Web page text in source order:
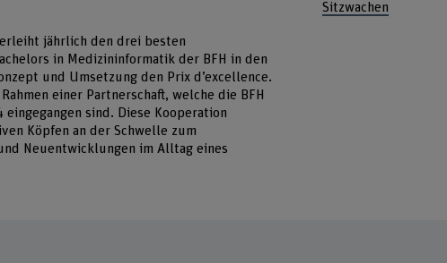
jährlich den drei besten
in Medizininformatik der BFH in den
und Umsetzung den Prix d’excellence.
einer Partnerschaft, welche die BFH
eingegangen sind. Diese Kooperation
Köpfen an der Schwelle zum
Neuentwicklungen im Alltag eines
Sitzwachen